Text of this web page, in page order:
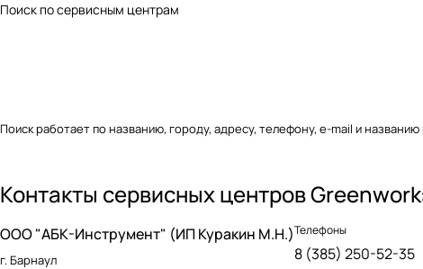
Поиск по сервисным центрам
Поиск работает по названию, городу, адресу, телефону, e-mail и названию
Контакты сервисных центров
OOO "АБК-Инструмент" (ИП Куракин М.Н.)
г. Барнаул
Телефоны
8 (385) 250-52-35